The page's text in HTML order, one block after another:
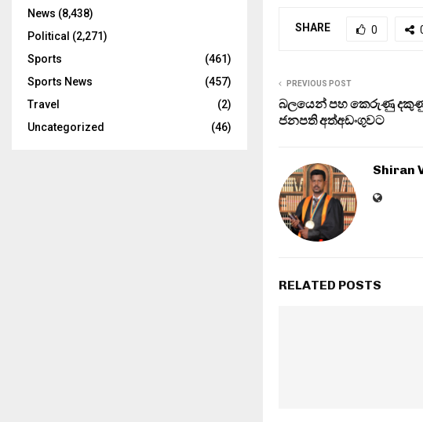
SHARE 0
PREVIOUS POST
බලයෙන් පහ කෙරුණු
ජනපති අත්අඩංගුවට
Shiran
RELATED POSTS
News (8,438)
Political (2,271)
Sports
(461)
Sports News
(457)
Travel
(2)
Uncategorized
(46)